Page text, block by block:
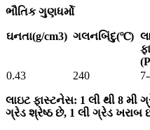
ભૌતિક ગુણધર્મો
ઘનતા(g/cm3) ગલનબિંદુ(℃)
0.43
240
લાઇટ ફાસ્ટનેસ: 1 લી થી 8 મી
ગ્રેડ શ્રેષ્ઠ છે, 1 લી ગ્રેડ ખરાબ